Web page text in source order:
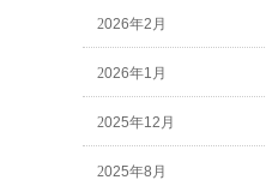
2026年2月
2026年1月
2025年12月
2025年8月